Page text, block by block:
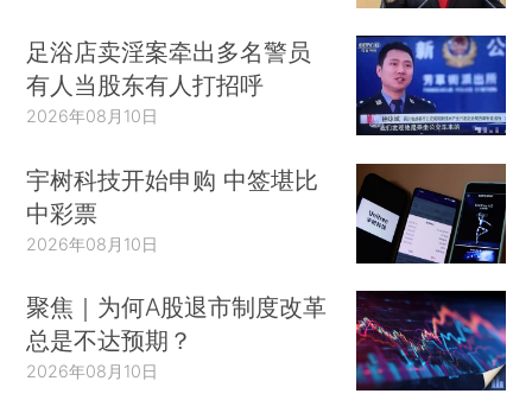
足浴店卖淫案牵出多名警员
有人当股东有人打招呼
2026年08月10日
宇树科技开始申购 中签堪比
中彩票
2026年08月10日
聚焦｜为何A股退市制度改革
总是不达预期？
2026年08月10日